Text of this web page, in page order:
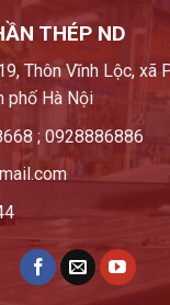
THÉP ND
Thôn Vĩnh Lộc, xã
phố Hà Nội
; 0928886886